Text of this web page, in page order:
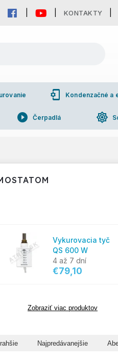
KONTAKTY
phonelink_setup Kondenzačné a
play_circle_filled Čerpadlá brightness_high
Vykurovacia tyč
QS 600 W
4 až 7 dní
€79,10
Zobraziť viac produktov
Najpredávanejšie